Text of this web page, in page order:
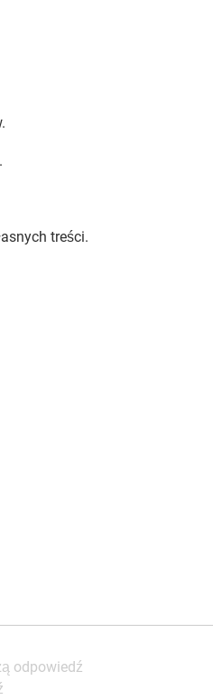
treści.
odpowiedź